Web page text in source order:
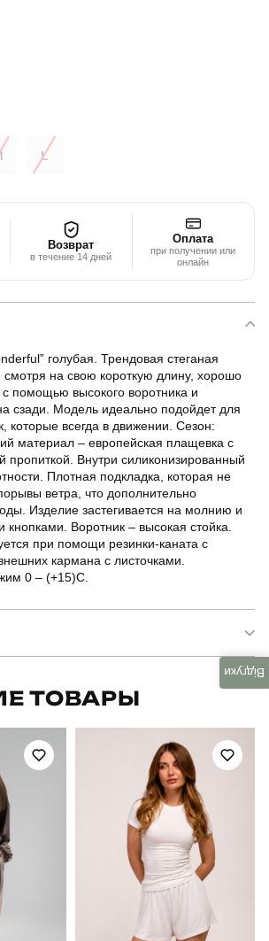
L
Возврат
в течение 14 дней
Оплата
при получении или
онлайн
голубая. Трендовая стеганая
смотря на свою короткую длину, хорошо
помощью высокого воротника и
сзади. Модель идеально подойдет для
которые всегда в движении. Сезон:
материал – европейская плащевка с
пропиткой. Внутри силиконизированный
Плотная подкладка, которая не
ветра, что дополнительно
Изделие застегивается на молнию и
кнопками. Воротник – высокая стойка.
при помощи резинки-каната с
кармана с листочками.
0 – (+15)С.
manirna
OWku1356Slgr
для повсякденного носіння
повсякденний
ТОВАРЫ
Відгуки